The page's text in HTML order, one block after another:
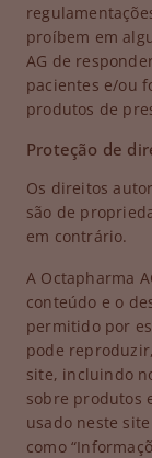
proíbem em
AG de
pacientes e/ou
produtos de
Proteção de
Os direitos
são de
em contrário.
A Octapharma
conteúdo e o
permitido por
pode
site, incluindo
sobre produtos
usado neste
como